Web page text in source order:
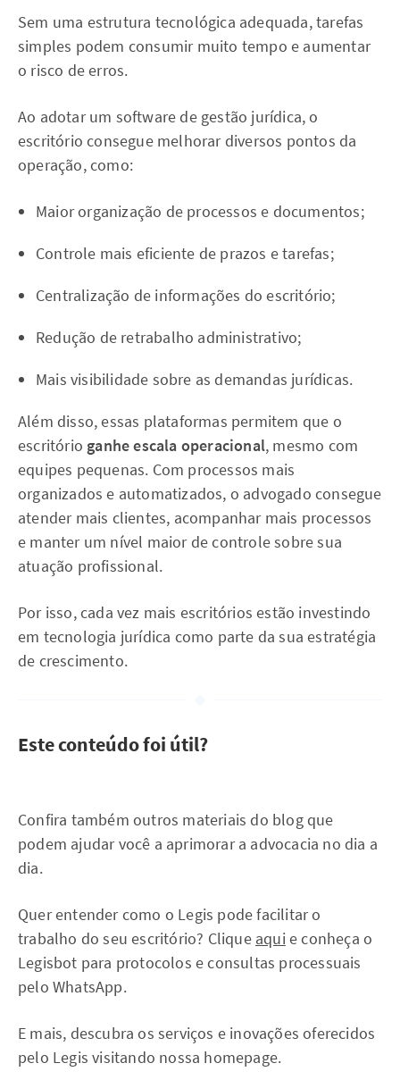
Sem uma estrutura tecnológica adequada, tarefas
simples podem consumir muito tempo e aumentar
o risco de erros.
Ao adotar um software de gestão jurídica, o
escritório consegue melhorar diversos pontos da
operação, como:
Maior organização de processos e documentos;
Controle mais eficiente de prazos e tarefas;
Centralização de informações do escritório;
Redução de retrabalho administrativo;
Mais visibilidade sobre as demandas jurídicas.
Além disso, essas plataformas permitem que o
escritório ganhe escala operacional, mesmo com
equipes pequenas. Com processos mais
organizados e automatizados, o advogado consegue
atender mais clientes, acompanhar mais processos
e manter um nível maior de controle sobre sua
atuação profissional.
Por isso, cada vez mais escritórios estão investindo
em tecnologia jurídica como parte da sua estratégia
de crescimento.
Este conteúdo foi útil?
Confira também outros materiais do blog que
podem ajudar você a aprimorar a advocacia no dia a
dia.
Quer entender como o Legis pode facilitar o
trabalho do seu escritório? Clique aqui e conheça o
Legisbot para protocolos e consultas processuais
pelo WhatsApp.
E mais, descubra os serviços e inovações oferecidos
pelo Legis visitando nossa homepage.